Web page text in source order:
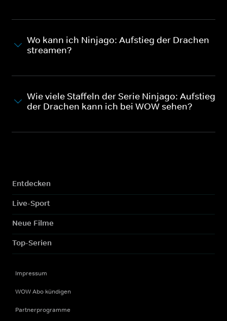
Wo kann ich Ninjago: Aufstieg der Drachen
streamen?
Wie viele Staffeln der Serie Ninjago: Aufstieg
der Drachen kann ich bei WOW sehen?
Entdecken
Live-Sport
Neue Filme
Top-Serien
Impressum
WOW Abo kündigen
Partnerprogramme